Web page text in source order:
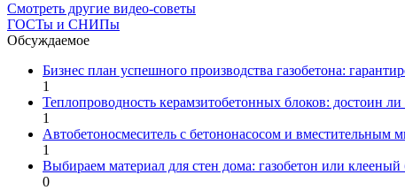
Смотреть другие видео-советы
ГОСТы и СНИПы
Обсуждаемое
Бизнес план успешного производства газобетона:
1
Теплопроводность керамзитобетонных блоков: достоин
1
Автобетоносмеситель с бетононасосом и вместительным
1
Выбираем материал для стен дома: газобетон или клееный
0